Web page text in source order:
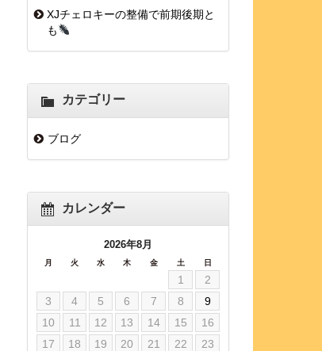
XJチェロキーの整備で前期後期と
も
カテゴリー
ブログ
カレンダー
2026年8月
月 火 水 木 金 土 日
1
2
3
4 5 6 7 8
9
10
11 12 13 14 15
16
17
18 19 20 21 22
23